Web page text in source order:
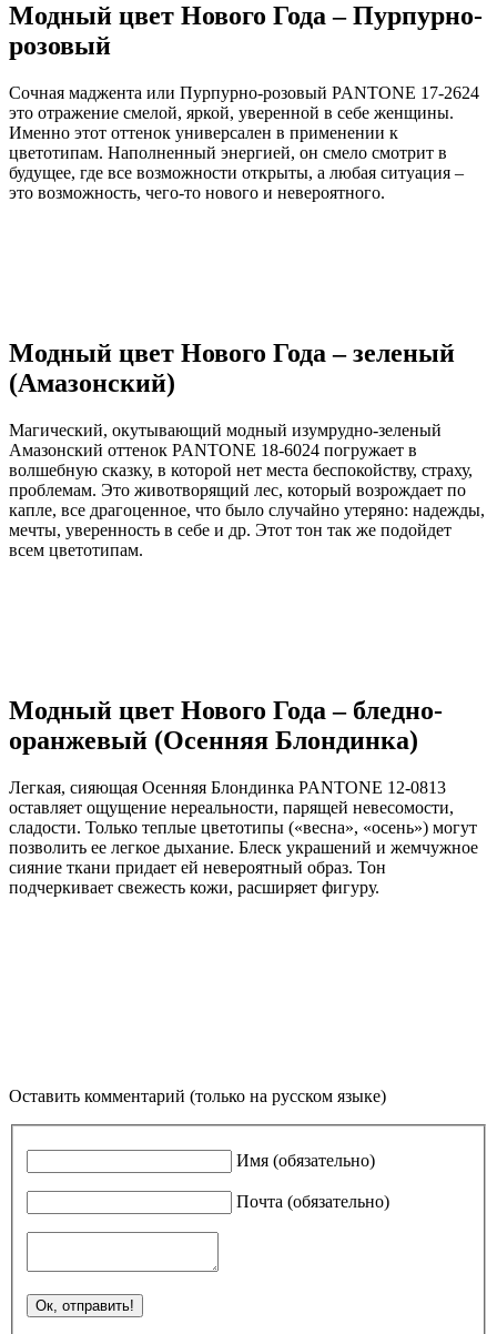
Модный цвет Нового Года – Пурпурно-
розовый
Сочная маджента или Пурпурно-розовый PANTONE 17-2624
это отражение смелой, яркой, уверенной в себе женщины.
Именно этот оттенок универсален в применении к
цветотипам. Наполненный энергией, он смело смотрит в
будущее, где все возможности открыты, а любая ситуация –
это возможность, чего-то нового и невероятного.
Модный цвет Нового Года – зеленый
(Амазонский)
Магический, окутывающий модный изумрудно-зеленый
Амазонский оттенок PANTONE 18-6024 погружает в
волшебную сказку, в которой нет места беспокойству, страху,
проблемам. Это животворящий лес, который возрождает по
капле, все драгоценное, что было случайно утеряно: надежды,
мечты, уверенность в себе и др. Этот тон так же подойдет
всем цветотипам.
Модный цвет Нового Года – бледно-
оранжевый (Осенняя Блондинка)
Легкая, сияющая Осенняя Блондинка PANTONE 12-0813
оставляет ощущение нереальности, парящей невесомости,
сладости. Только теплые цветотипы («весна», «осень») могут
позволить ее легкое дыхание. Блеск украшений и жемчужное
сияние ткани придает ей невероятный образ. Тон
подчеркивает свежесть кожи, расширяет фигуру.
Оставить комментарий (только на русском языке)
Имя (обязательно)
Почта (обязательно)